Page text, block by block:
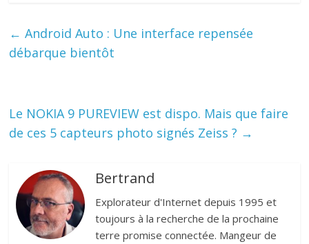
← Android Auto : Une interface repensée
débarque bientôt
Le NOKIA 9 PUREVIEW est dispo. Mais que faire
de ces 5 capteurs photo signés Zeiss ? →
Bertrand
Explorateur d'Internet depuis 1995 et
toujours à la recherche de la prochaine
terre promise connectée. Mangeur de